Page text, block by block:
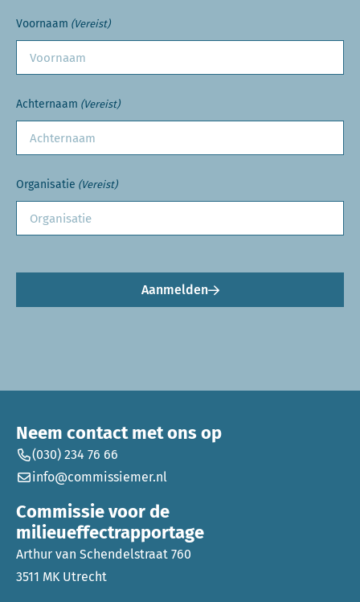
Voornaam (Vereist)
Achternaam (Vereist)
Organisatie (Vereist)
Aanmelden
Neem contact met ons op
(030) 234 76 66
info@commissiemer.nl
Commissie voor de
milieueffectrapportage
Arthur van Schendelstraat 760
3511 MK Utrecht